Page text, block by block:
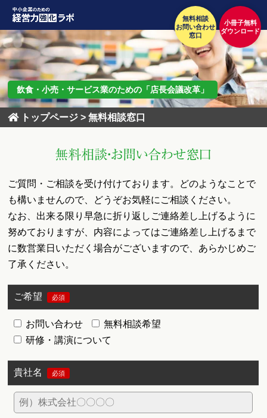
無料相談
お問い合わせ
窓口
小冊子無料
ダウンロード
飲食・小売・サービス業のための「店長会議改革」
トップページ >無料相談窓口
無料相談・お問い合わせ窓口
ご質問・ご相談を受け付けております。どのようなことで
も構いませんので、どうぞお気軽にご相談ください。
なお、出来る限り早急に折り返しご連絡差し上げるように
努めておりますが、 内容によってはご連絡差し上げるまで
に数営業日いただく場合がございますので、あらかじめご
了承ください。
ご希望 必須
お問い合わせ
無料相談希望
研修・講演について
貴社名 必須